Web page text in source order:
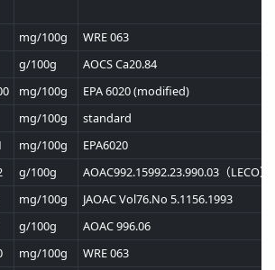
mg/100g
WRE 063
g/100g
AOCS Ca20.84
mg/100g
EPA 6020 (modified)
mg/100g
standard
mg/100g
EPA6020
g/100g
AOAC992.15992.23.990.03（LECO）
mg/100g
JAOAC Vol76.No 5.1156.1993
g/100g
AOAC 996.06
mg/100g
WRE 063